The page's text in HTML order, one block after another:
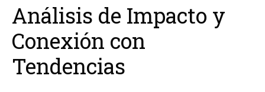
Análisis de Impacto y
Conexión con
Tendencias